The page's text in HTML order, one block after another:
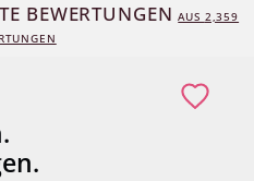
BEWERTUNGENAUS 2,368